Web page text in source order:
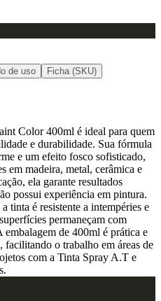
de uso Ficha (SKU)
Color 400ml é ideal para quem
e durabilidade. Sua fórmula
e um efeito fosco sofisticado,
em madeira, metal, cerâmica e
ela garante resultados
possui experiência em pintura.
tinta é resistente a intempéries e
permaneçam com
de 400ml é prática e
o trabalho em áreas de
com a Tinta Spray A.T e